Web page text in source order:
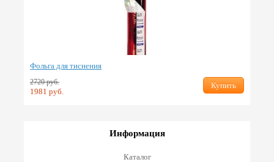
Фольга для тиснения
2720 руб.
1981 руб.
Купить
Информация
Каталог